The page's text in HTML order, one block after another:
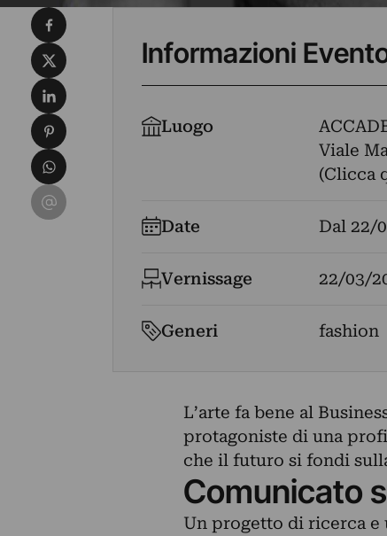
Informazioni
Luogo
Viale
(Clicca
Date Dal 22/
Vernissage 22/03/
Generi fashion
L’arte fa bene al
protagoniste di una
che il futuro si fondi
Comunicato
Un progetto di ricerca e
Condividi su Facebook
Condividi su X
Condividi su LinkedIn
Condividi su Pinterest
Condividi su WhatsApp
Condividi su Email